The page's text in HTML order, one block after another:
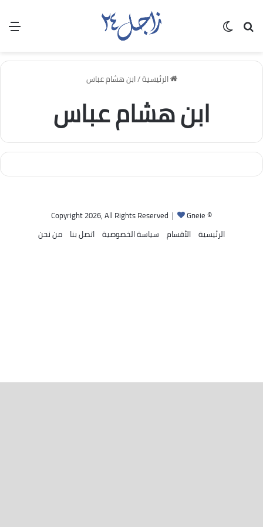
بحث عن
الرئيسية/ابن هشام عباس
ابن هشام عباس
© Copyright 2026, All Rights Reserved |
Gneie
الرئيسية الأقسام سياسة الخصوصية اتصل بنا من نحن